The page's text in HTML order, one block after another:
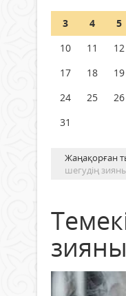
Германия
бастады
04 тамыз 2026
3
4 5
10
11 12
17
18 19
24
25 26
31
Жаңақорған
шегудің
зияны